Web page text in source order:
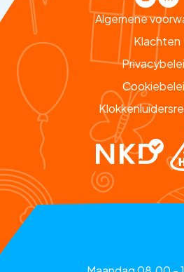
Algemene
Klachten